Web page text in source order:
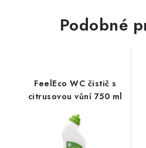
Podobné
FeelEco WC čistič s
citrusovou vůní 750 ml